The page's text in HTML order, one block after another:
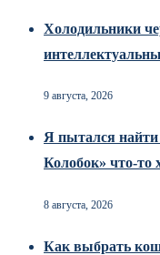
Холодильники
9 августа, 2026
Я пытался
Колобок» что-то
8 августа, 2026
Как выбрать